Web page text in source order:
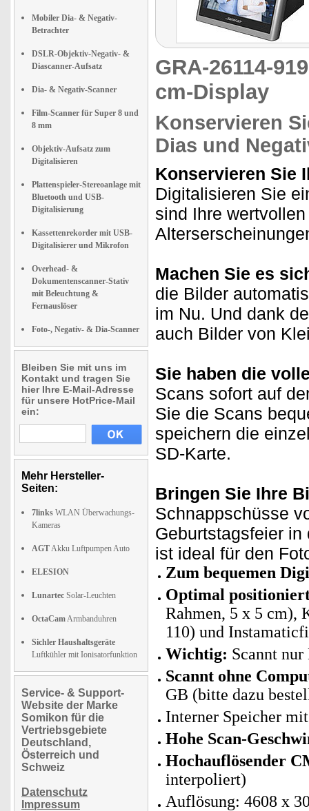
Mobiler Dia- & Negativ-
Betrachter
DSLR-Objektiv-Negativ- &
Diascanner-Aufsatz
Dia- & Negativ-Scanner
Film-Scanner für Super 8 und
8 mm
Objektiv-Aufsatz zum
Digitalisieren
Plattenspieler-Stereoanlage mit
Bluetooth und USB-
Digitalisierung
Kassettenrekorder mit USB-
Digitalisierer und Mikrofon
Overhead- &
Dokumentenscanner-Stativ
mit Beleuchtung &
Fernauslöser
Foto-, Negativ- & Dia-Scanner
Bleiben Sie mit uns im
Kontakt und tragen Sie
hier Ihre E-Mail-Adresse
für unsere HotPrice-Mail
ein:
Mehr Hersteller-
Seiten:
7links WLAN Überwachungs-
Kameras
AGTAkku Luftpumpen Auto
ELESION
Lunartec Solar-Leuchten
OctaCamArmbanduhren
Sichler Haushaltsgeräte
Luftkühler mit Ionisatorfunktion
Service- & Support-
Website der Marke
Somikon für die
Vertriebsgebiete
Deutschland,
Österreich und
Schweiz
Datenschutz
Impressum
GRA-26114-
cm-Display
Konservieren
Dias und
Konservieren Sie
Digitalisieren Sie
sind Ihre
Machen Sie es
die Bilder
im Nu. Und dank
auch Bilder von
Sie haben die
Scans sofort auf
Sie die Scans
speichern die
SD-Karte.
Bringen Sie Ihre
Schnappschüsse
Geburtstagsfeier in
ist ideal für den
Zum bequemen
Optimal
Rahmen, 5 x 5
110) und
Wichtig: Scannt
Scannt ohne
GB (bitte dazu
Interner Speicher
Hohe Scan-
Hochauflösender
interpoliert)
Auflösung: 4608 x